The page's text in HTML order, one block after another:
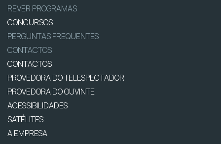
REVER PROGRAMAS
CONCURSOS
PERGUNTAS FREQUENTES
CONTACTOS
CONTACTOS
PROVEDORA DO TELESPECTADOR
PROVEDORA DO OUVINTE
ACESSIBILIDADES
SATÉLITES
A EMPRESA